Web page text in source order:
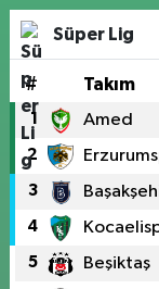
Süper Lig
# Takım
1 Amed
2
3
4
5 Beşiktaş